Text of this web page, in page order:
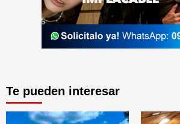
Te pueden interesar